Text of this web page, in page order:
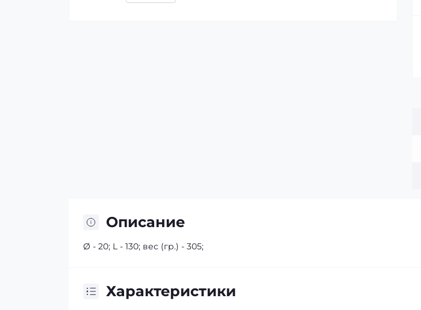
Описание
Ø - 20; L - 130; вес (гр.) - 305;
Характеристики